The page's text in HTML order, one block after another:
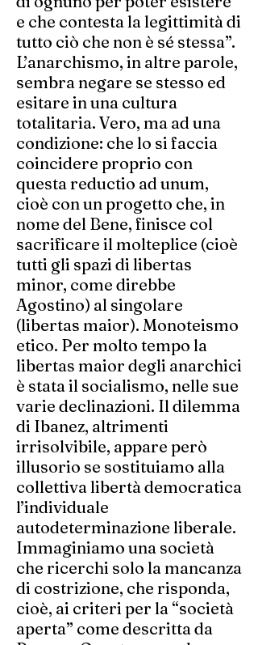
e che contesta la legittimità di
tutto ciò che non è sé stessa”.
L’anarchismo, in altre parole,
sembra negare se stesso ed
esitare in una cultura
totalitaria. Vero, ma ad una
condizione: che lo si faccia
coincidere proprio con
questa reductio ad unum,
cioè con un progetto che, in
nome del Bene, finisce col
sacrificare il molteplice (cioè
tutti gli spazi di libertas
minor, come direbbe
Agostino) al singolare
(libertas maior). Monoteismo
etico. Per molto tempo la
libertas maior degli anarchici
è stata il socialismo, nelle sue
varie declinazioni. Il dilemma
di Ibanez, altrimenti
irrisolvibile, appare però
illusorio se sostituiamo alla
collettiva libertà democratica
l’individuale
autodeterminazione liberale.
Immaginiamo una società
che ricerchi solo la mancanza
di costrizione, che risponda,
cioè, ai criteri per la “società
aperta” come descritta da